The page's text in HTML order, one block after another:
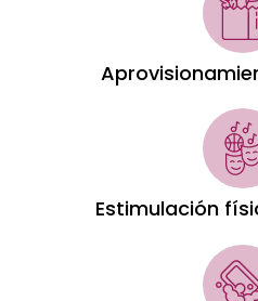
Estimulación